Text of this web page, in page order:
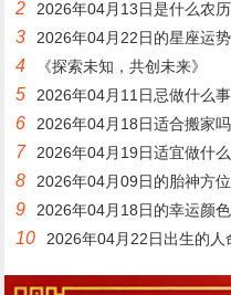
2 2026年04月13日是什么农
3 2026年04月22日的星座运
4 《探索未知，共创未来》
5 2026年04月11日忌做什么事
6 2026年04月18日适合搬家吗
7 2026年04月19日适宜做什
8 2026年04月09日的胎神方
9 2026年04月18日的幸运颜
10 2026年04月22日出生的人